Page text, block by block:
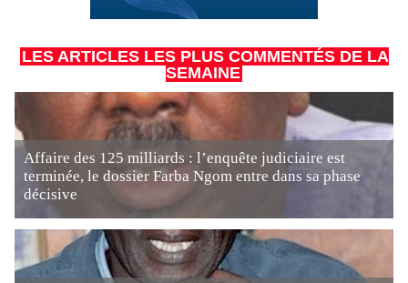
LES ARTICLES LES PLUS COMMENTÉS DE LA
SEMAINE
Affaire des 125 milliards : l’enquête judiciaire est
terminée, le dossier Farba Ngom entre dans sa phase
décisive